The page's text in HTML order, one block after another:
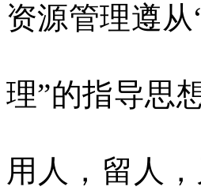
资源管理遵
理”的指导思
用人，留人